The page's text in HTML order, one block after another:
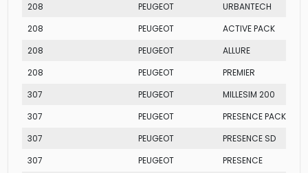
208
PEUGEOT
URBANTECH
208
PEUGEOT
ACTIVE PACK
208
PEUGEOT
ALLURE
208
PEUGEOT
PREMIER
307
PEUGEOT
MILLESIM 200
307
PEUGEOT
PRESENCE PACK
307
PEUGEOT
PRESENCE SD
307
PEUGEOT
PRESENCE